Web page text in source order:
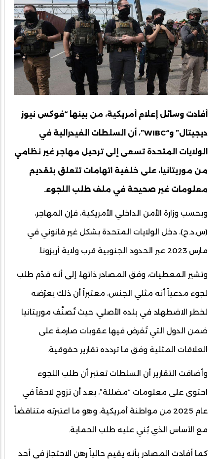
أفادت وسائل إعلام أمريكية، من بينها “فوكس نيوز
ديجيتال” و“WIBC”، أن السلطات الفيدرالية في
الولايات المتحدة تسعى إلى ترحيل مهاجر غير نظامي
من موريتانيا، على خلفية اتهامات تتعلق بتقديم
معلومات غير صحيحة في ملف طلب اللجوء.
وبحسب وزارة الأمن الداخلي الأمريكية، فإن المهاجر،
(س.د.ح)، دخل الولايات المتحدة بشكل غير قانوني في
مارس 2023 عبر الحدود الجنوبية قرب ولاية أريزونا.
وتشير المعطيات، وفق المصادر ذاتها، إلى أنه قدّم طلب
لجوء مدعياً أنه مثلي الجنس، معتبراً أن ذلك يعرّضه
لخطر الاضطهاد في بلده الأصلي، حيث تُصنَّف موريتانيا
ضمن الدول التي تُفرض فيها عقوبات صارمة على
العلاقات المثلية وفق ما تردده تقارير حقوقية.
وأضافت التقارير أن السلطات تعتبر أن طلب اللجوء
احتوى على معلومات “مضللة”، بعد أن تزوج لاحقاً في
عام 2025 من مواطنة أمريكية، وهو ما اعتبرته متناقضاً
مع الأساس الذي بُني عليه طلب الحماية.
كما أفادت المصادر بأنه يقيم حالياً رهن الاحتجاز في أحد